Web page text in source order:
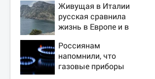
Живущая в Италии
русская сравнила
жизнь в Европе и в
Россиянам
напомнили, что
газовые приборы